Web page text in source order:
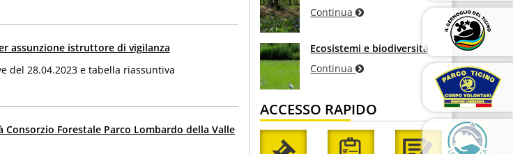
assunzione istruttore di vigilanza
del 28.04.2023 e tabella riassuntiva
Consorzio Forestale Parco Lombardo della Valle
Continua
Ecosistemi e biodiversità
Continua
ACCESSO RAPIDO